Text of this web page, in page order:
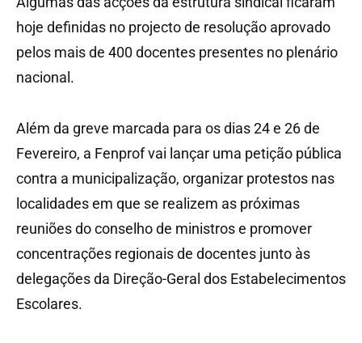
hoje definidas no projecto de resolução aprovado
pelos mais de 400 docentes presentes no plenário
nacional.
Além da greve marcada para os dias 24 e 26 de
Fevereiro, a Fenprof vai lançar uma petição pública
contra a municipalização, organizar protestos nas
localidades em que se realizem as próximas
reuniões do conselho de ministros e promover
concentrações regionais de docentes junto às
delegações da Direção-Geral dos Estabelecimentos
Escolares.